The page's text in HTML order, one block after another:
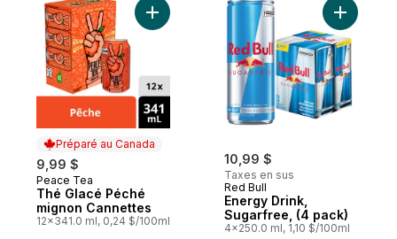
Préparé au Canada
9,99 $
Préparé au Canada
Peace Tea
Thé Glacé Péché
mignon Cannettes
12x341.0 ml, 0,24 $/100ml
Ajouter Thé Glacé Péché mignon
10,99 $
Taxes en sus
Red Bull
Energy Drink,
Sugarfree, (4 pack)
4x250.0 ml, 1,10 $/100ml
Ajouter